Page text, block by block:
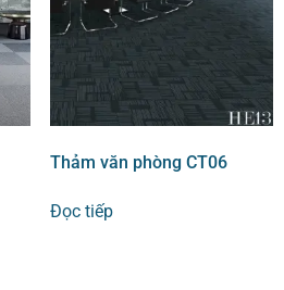
Thảm văn phòng CT06
Đọc tiếp